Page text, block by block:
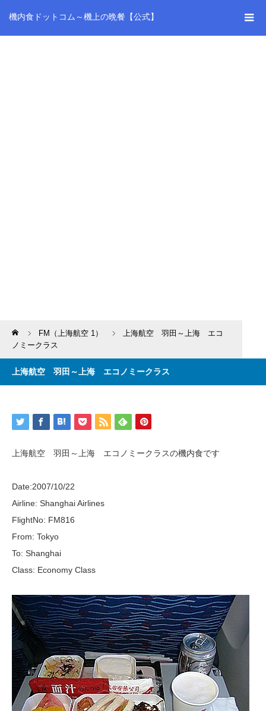
機内食ドットコム～機上の晩餐【公式】
Home FM（上海航空 1）
上海航空 羽田～上海 エコ
ノミークラス
上海航空 羽田～上海 エコノミークラス
上海航空 羽田～上海 エコノミークラスの機内食です
Date:2007/10/22
Airline: Shanghai Airlines
FlightNo: FM816
From: Tokyo
To: Shanghai
Class: Economy Class